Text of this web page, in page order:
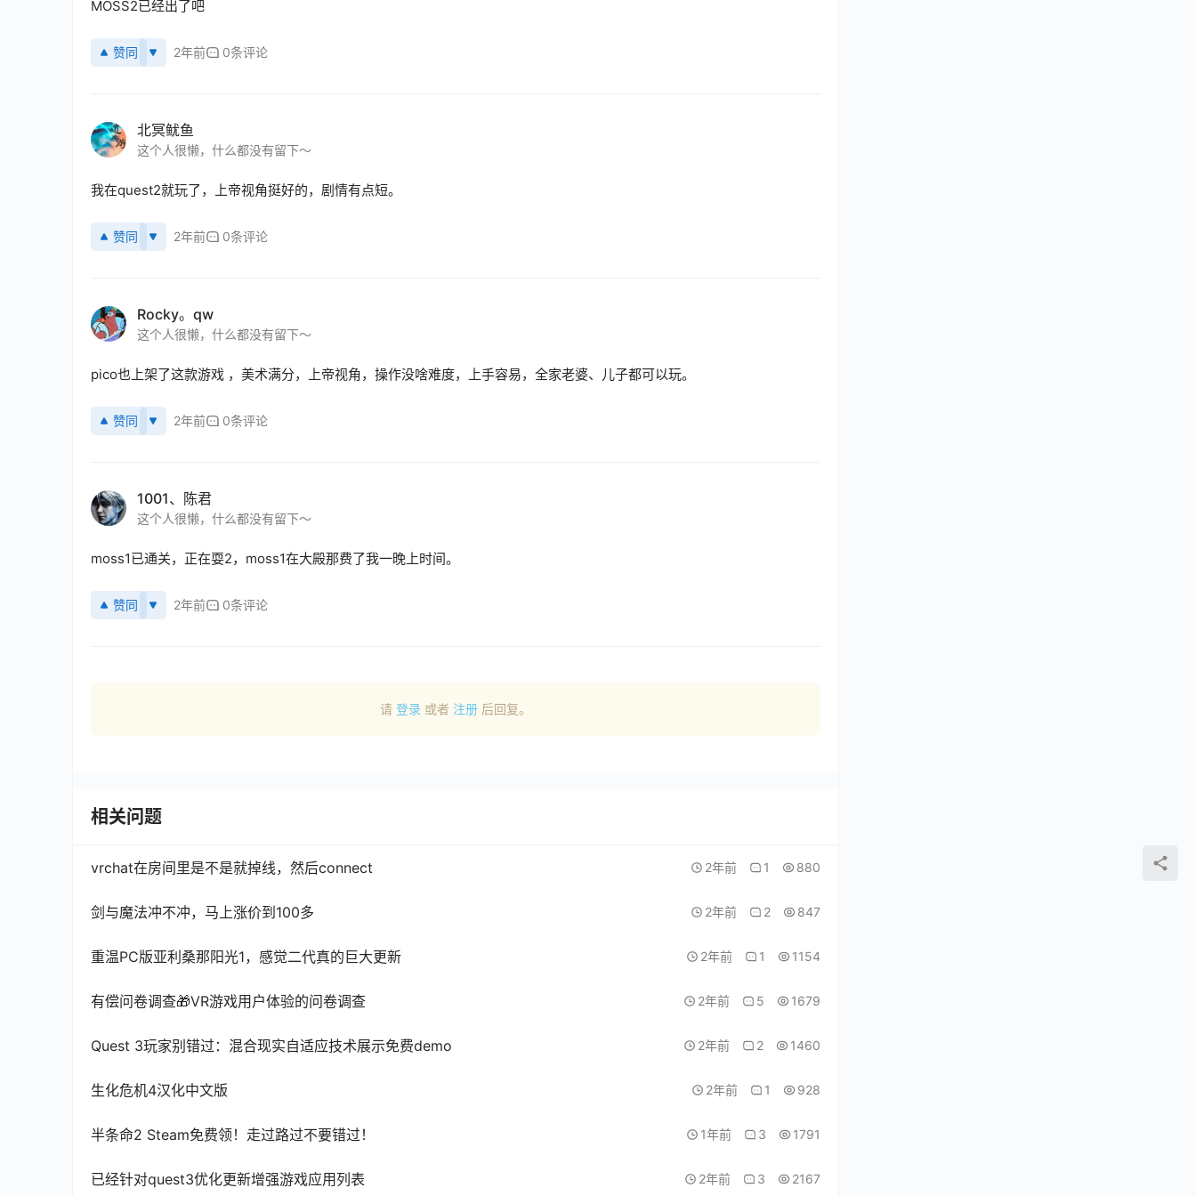
MOSS2已经出了吧
赞同 2年前 0条评论
北冥鱿鱼
这个人很懒，什么都没有留下～
我在quest2就玩了，上帝视角挺好的，剧情有点短。
赞同 2年前 0条评论
Rocky。qw
这个人很懒，什么都没有留下～
pico也上架了这款游戏 ，美术满分，上帝视角，操作没啥难度，上手容易，全家老婆、儿子都可以玩。
赞同 2年前 0条评论
1001、陈君
这个人很懒，什么都没有留下～
moss1已通关，正在耍2，moss1在大殿那费了我一晚上时间。
赞同 2年前 0条评论
请 登录 或者 注册 后回复。
相关问题
vrchat在房间里是不是就掉线，然后connect 2年前 1 880
剑与魔法冲不冲，马上涨价到100多 2年前 2 847
重温PC版亚利桑那阳光1，感觉二代真的巨大更新 2年前 1 1154
有偿问卷调查🎁VR游戏用户体验的问卷调查 2年前 5 1679
Quest 3玩家别错过：混合现实自适应技术展示免费demo 2年前 2 1460
生化危机4汉化中文版 2年前 1 928
半条命2 Steam免费领！走过路过不要错过！ 1年前 3 1791
已经针对quest3优化更新增强游戏应用列表 2年前 3 2167